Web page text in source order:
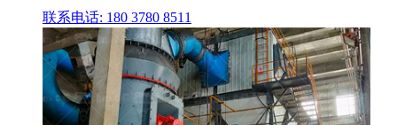
联系电话: 180 3780 8511